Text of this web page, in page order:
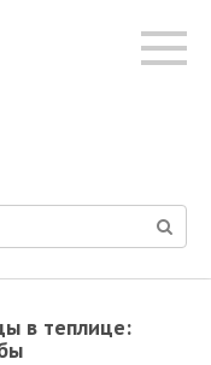
в теплице: